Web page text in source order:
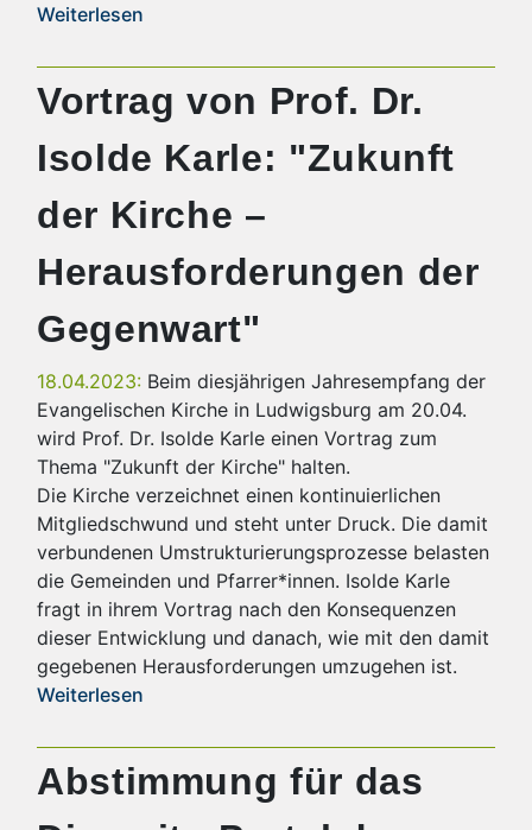
Weiterlesen
Vortrag von Prof. Dr.
Isolde Karle: "Zukunft
der Kirche –
Herausforderungen der
Gegenwart"
18.04.2023: Beim diesjährigen Jahresempfang der
Evangelischen Kirche in Ludwigsburg am 20.04.
wird Prof. Dr. Isolde Karle einen Vortrag zum
Thema "Zukunft der Kirche" halten.
Die Kirche verzeichnet einen kontinuierlichen
Mitgliedschwund und steht unter Druck. Die damit
verbundenen Umstrukturierungsprozesse belasten
die Gemeinden und Pfarrer*innen. Isolde Karle
fragt in ihrem Vortrag nach den Konsequenzen
dieser Entwicklung und danach, wie mit den damit
gegebenen Herausforderungen umzugehen ist.
Weiterlesen
Abstimmung für das